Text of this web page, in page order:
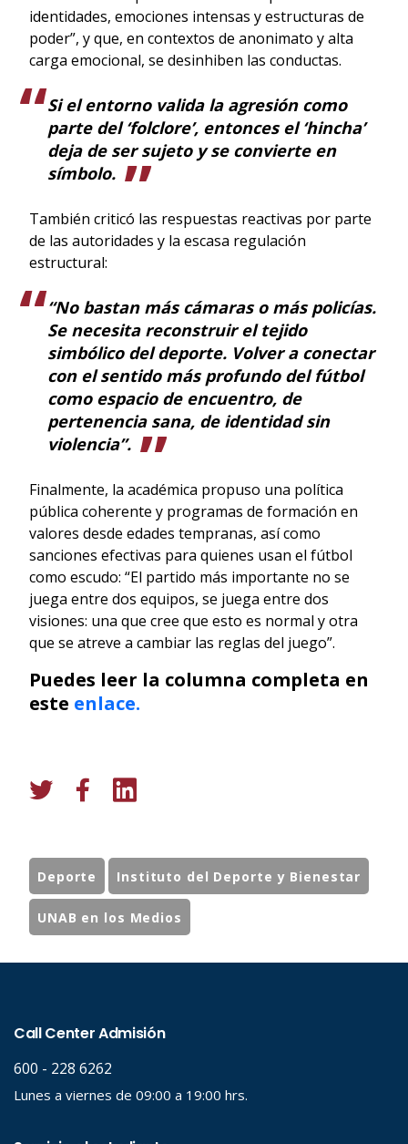
identidades, emociones intensas y estructuras de
poder”, y que, en contextos de anonimato y alta
carga emocional, se desinhiben las conductas.
Si el entorno valida la agresión como
parte del ‘folclore’, entonces el ‘hincha’
deja de ser sujeto y se convierte en
símbolo.
También criticó las respuestas reactivas por parte
de las autoridades y la escasa regulación
estructural:
“No bastan más cámaras o más policías.
Se necesita reconstruir el tejido
simbólico del deporte. Volver a conectar
con el sentido más profundo del fútbol
como espacio de encuentro, de
pertenencia sana, de identidad sin
violencia”.
Finalmente, la académica propuso una política
pública coherente y programas de formación en
valores desde edades tempranas, así como
sanciones efectivas para quienes usan el fútbol
como escudo: “El partido más importante no se
juega entre dos equipos, se juega entre dos
visiones: una que cree que esto es normal y otra
que se atreve a cambiar las reglas del juego”.
Puedes leer la columna completa en
este enlace.
Deporte Instituto del Deporte y Bienestar
UNAB en los Medios